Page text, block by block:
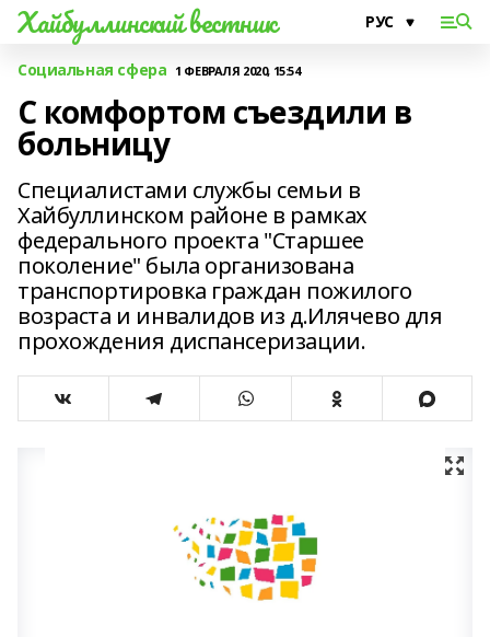
Хайбуллинский вестник
Социальная сфера 1 ФЕВРАЛЯ 2020, 15:54
С комфортом съездили в
больницу
Специалистами службы семьи в
Хайбуллинском районе в рамках
федерального проекта "Старшее
поколение" была организована
транспортировка граждан пожилого
возраста и инвалидов из д.Илячево для
прохождения диспансеризации.